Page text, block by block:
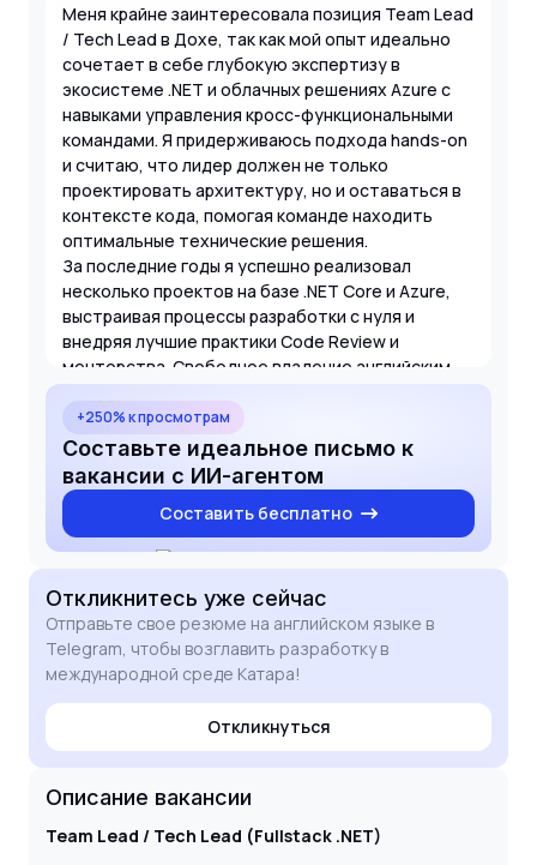
Меня крайне заинтересовала позиция Team Lead
/ Tech Lead в Дохе, так как мой опыт идеально
сочетает в себе глубокую экспертизу в
экосистеме .NET и облачных решениях Azure с
навыками управления кросс-функциональными
командами. Я придерживаюсь подхода hands-on
и считаю, что лидер должен не только
проектировать архитектуру, но и оставаться в
контексте кода, помогая команде находить
оптимальные технические решения.
За последние годы я успешно реализовал
несколько проектов на базе .NET Core и Azure,
выстраивая процессы разработки с нуля и
внедряя лучшие практики Code Review и
менторства. Свободное владение английским
языком и опыт работы в распределенных
командах позволят мне быстро адаптироваться
к международной среде в Катаре и эффективно
взаимодействовать со стейкхолдерами. Буду
рад обсудить, как мой опыт поможет вашей
команде в достижении амбициозных целей.
+250% к просмотрам
Составьте идеальное письмо к
вакансии с ИИ-агентом
Составить бесплатно
Откликнитесь уже сейчас
Отправьте свое резюме на английском языке в
Telegram, чтобы возглавить разработку в
международной среде Катара!
Откликнуться
Описание вакансии
Team Lead / Tech Lead (Fullstack .NET)